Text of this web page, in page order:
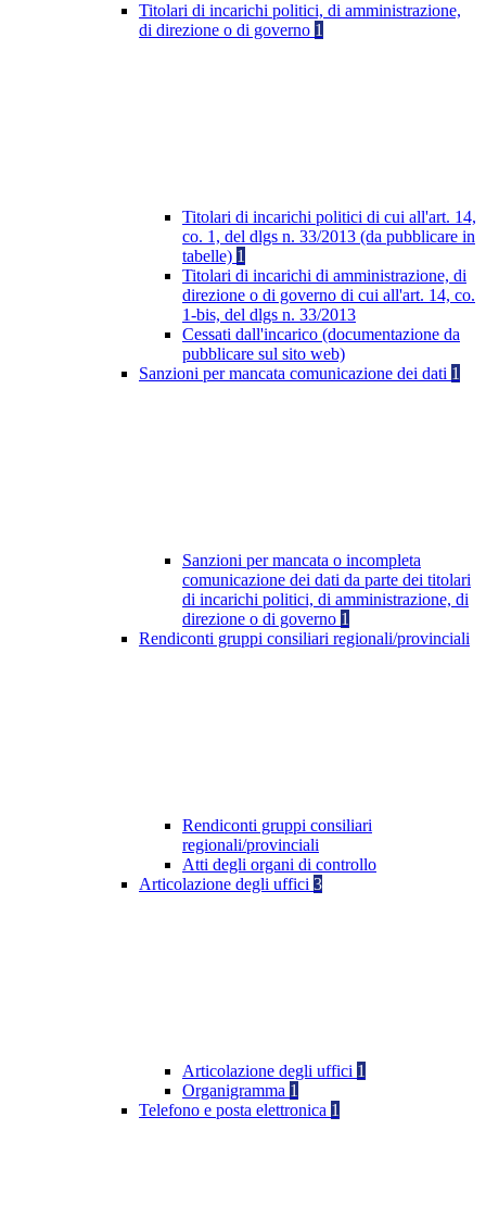
Titolari di incarichi politici, di amministrazione,
di direzione o di governo 1
Titolari di incarichi politici di cui all'art. 14,
co. 1, del dlgs n. 33/2013 (da pubblicare in
tabelle) 1
Titolari di incarichi di amministrazione, di
direzione o di governo di cui all'art. 14, co.
1-bis, del dlgs n. 33/2013
Cessati dall'incarico (documentazione da
pubblicare sul sito web)
Sanzioni per mancata comunicazione dei dati 1
Sanzioni per mancata o incompleta
comunicazione dei dati da parte dei titolari
di incarichi politici, di amministrazione, di
direzione o di governo 1
Rendiconti gruppi consiliari regionali/provinciali
Rendiconti gruppi consiliari
regionali/provinciali
Atti degli organi di controllo
Articolazione degli uffici 3
Articolazione degli uffici 1
Organigramma 1
Telefono e posta elettronica 1